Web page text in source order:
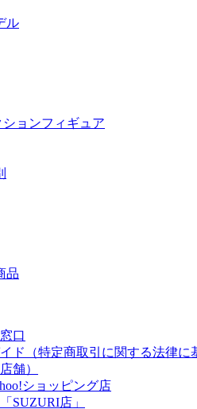
ル
ョンフィギュア
品
口
ド（特定商取引に関する法律に
舗）
ショッピング店
SUZURI店」